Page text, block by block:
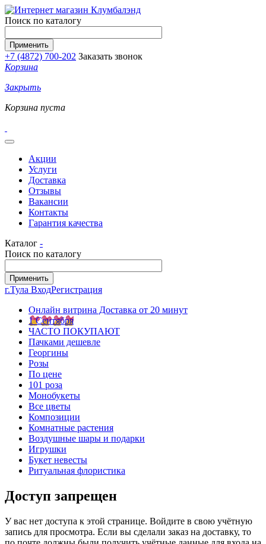
Перейти к основному содержанию
Поиск по каталогу
+7 (4872) 700-202 Заказать звонок
Корзина
Закрыть
Корзина пуста
Акции
Услуги
Доставка
Отзывы
Вакансии
Контакты
Гарантия качества
Каталог -
Поиск по каталогу
г.Тула ВходРегистрация
Онлайн витрина Доставка от 20 минут
1 Сентября
ЧАСТО ПОКУПАЮТ
Пачками дешевле
Георгины
Розы
По цене
101 роза
Монобукеты
Все цветы
Композиции
Комнатные растения
Воздушные шары и подарки
Игрушки
Букет невесты
Ритуальная флористика
Доступ запрещен
У вас нет доступа к этой странице. Войдите в свою учётную
запись для просмотра. Если вы сделали заказ на доставку, то